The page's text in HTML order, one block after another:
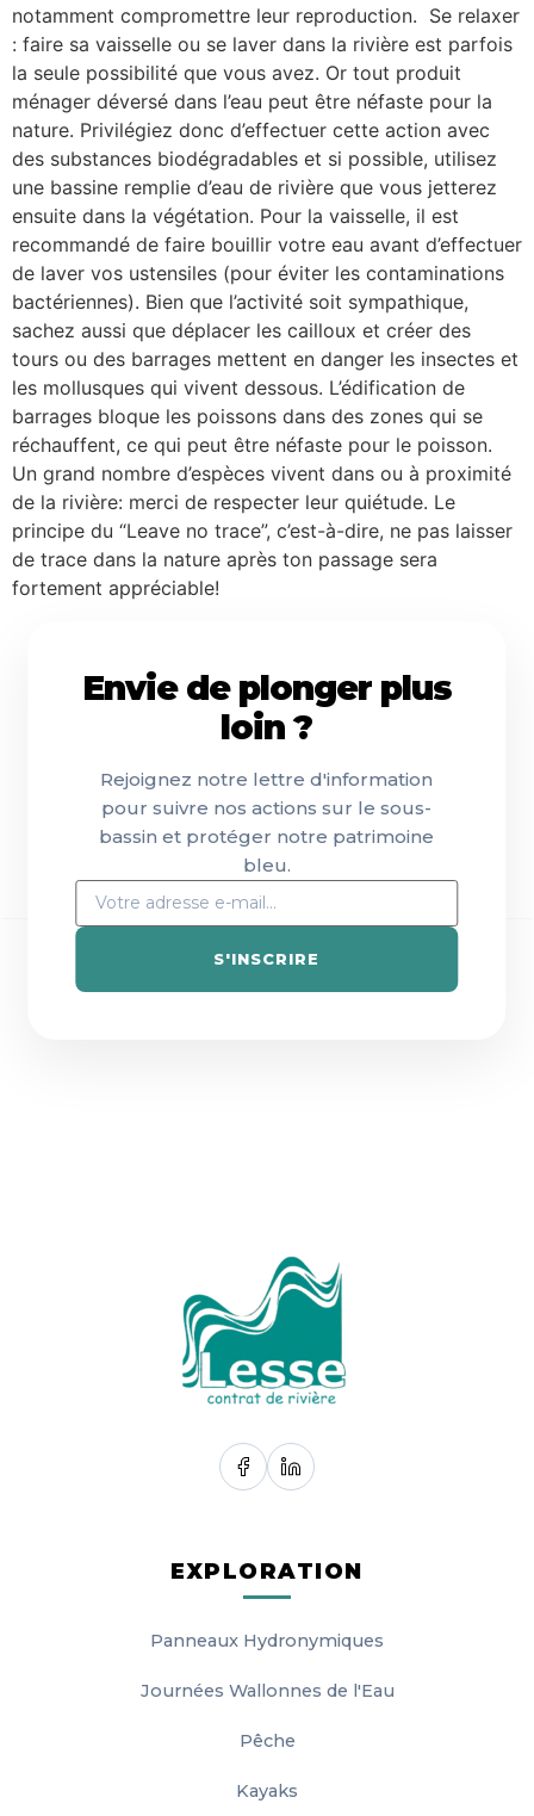
notamment compromettre leur reproduction. Se relaxer
: faire sa vaisselle ou se laver dans la rivière est parfois
la seule possibilité que vous avez. Or tout produit
ménager déversé dans l’eau peut être néfaste pour la
nature. Privilégiez donc d’effectuer cette action avec
des substances biodégradables et si possible, utilisez
une bassine remplie d’eau de rivière que vous jetterez
ensuite dans la végétation. Pour la vaisselle, il est
recommandé de faire bouillir votre eau avant d’effectuer
de laver vos ustensiles (pour éviter les contaminations
bactériennes). Bien que l’activité soit sympathique,
sachez aussi que déplacer les cailloux et créer des
tours ou des barrages mettent en danger les insectes et
les mollusques qui vivent dessous. L’édification de
barrages bloque les poissons dans des zones qui se
réchauffent, ce qui peut être néfaste pour le poisson.
Un grand nombre d’espèces vivent dans ou à proximité
de la rivière: merci de respecter leur quiétude. Le
principe du “Leave no trace”, c’est-à-dire, ne pas laisser
de trace dans la nature après ton passage sera
fortement appréciable!
Envie de plonger plus
loin ?
Rejoignez notre lettre d'information
pour suivre nos actions sur le sous-
bassin et protéger notre patrimoine
bleu.
S'INSCRIRE
EXPLORATION
Panneaux Hydronymiques
Journées Wallonnes de l'Eau
Pêche
Kayaks